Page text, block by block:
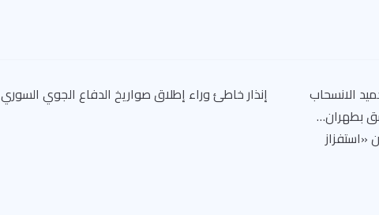
الانسحاب
بطهران…
إنذار خاطئ وراء إطلاق صواريخ الدفاع الجوي السوري